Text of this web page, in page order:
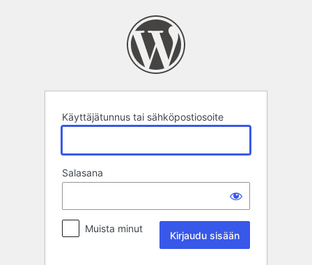
Käyttäjätunnus tai sähköpostiosoite
Salasana
Muista minut